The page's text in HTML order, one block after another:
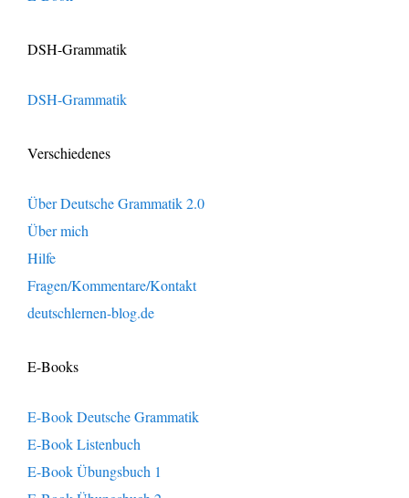
DSH-Grammatik
DSH-Grammatik
Verschiedenes
Über Deutsche Grammatik 2.0
Über mich
Hilfe
Fragen/Kommentare/Kontakt
deutschlernen-blog.de
E-Books
E-Book Deutsche Grammatik
E-Book Listenbuch
E-Book Übungsbuch 1